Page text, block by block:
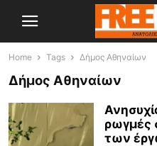
Home Tags Δήμος Αθηναίων
Δήμος Αθηναίων
ρωγμές
των